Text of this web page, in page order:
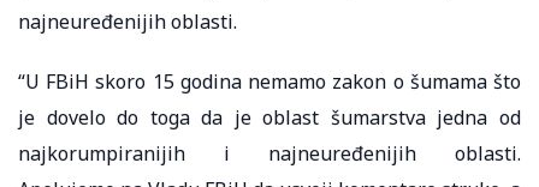
najneuređenijih oblasti.
“U FBiH skoro 15 godina nemamo zakon o šumama što
je dovelo do toga da je oblast šumarstva jedna od
najkorumpiranijih i najneuređenijih oblasti.